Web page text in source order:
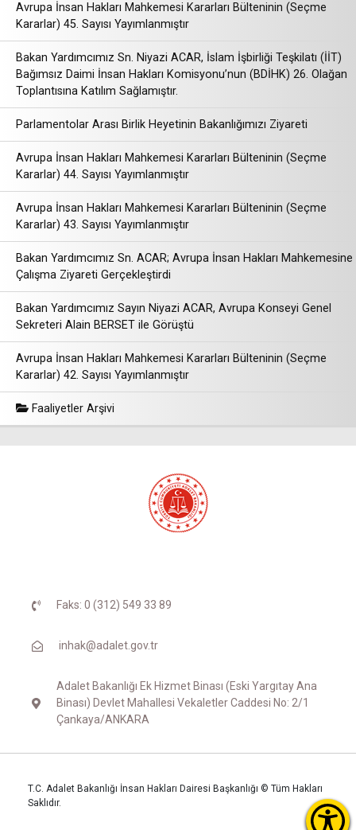
Avrupa İnsan Hakları Mahkemesi Kararları Bülteninin (Seçme
Kararlar) 45. Sayısı Yayımlanmıştır
Bakan Yardımcımız Sn. Niyazi ACAR, İslam İşbirliği Teşkilatı (İİT)
Bağımsız Daimi İnsan Hakları Komisyonu’nun (BDİHK) 26. Olağan
Toplantısına Katılım Sağlamıştır.
Parlamentolar Arası Birlik Heyetinin Bakanlığımızı Ziyareti
Avrupa İnsan Hakları Mahkemesi Kararları Bülteninin (Seçme
Kararlar) 44. Sayısı Yayımlanmıştır
Avrupa İnsan Hakları Mahkemesi Kararları Bülteninin (Seçme
Kararlar) 43. Sayısı Yayımlanmıştır
Bakan Yardımcımız Sn. ACAR; Avrupa İnsan Hakları Mahkemesine
Çalışma Ziyareti Gerçekleştirdi
Bakan Yardımcımız Sayın Niyazi ACAR, Avrupa Konseyi Genel
Sekreteri Alain BERSET ile Görüştü
Avrupa İnsan Hakları Mahkemesi Kararları Bülteninin (Seçme
Kararlar) 42. Sayısı Yayımlanmıştır
Faaliyetler Arşivi
Faks: 0 (312) 549 33 89
inhak@adalet.gov.tr
Adalet Bakanlığı Ek Hizmet Binası (Eski Yargıtay Ana
Binası) Devlet Mahallesi Vekaletler Caddesi No: 2/1
Çankaya/ANKARA
T.C. Adalet Bakanlığı İnsan Hakları Dairesi Başkanlığı © Tüm Hakları
Saklıdır.